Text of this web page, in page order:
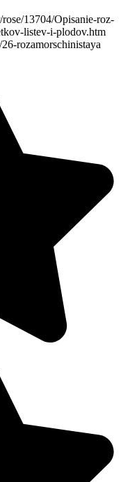
13704/Opisanie-roz-
listev-i-plodov.htm
rozamorschinistaya